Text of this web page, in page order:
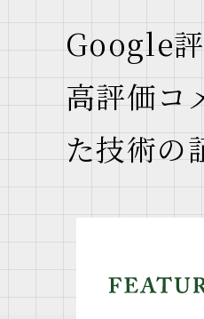
Google
高評価コ
た技術の